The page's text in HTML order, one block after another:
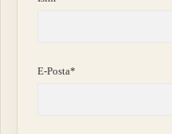
E-Posta*